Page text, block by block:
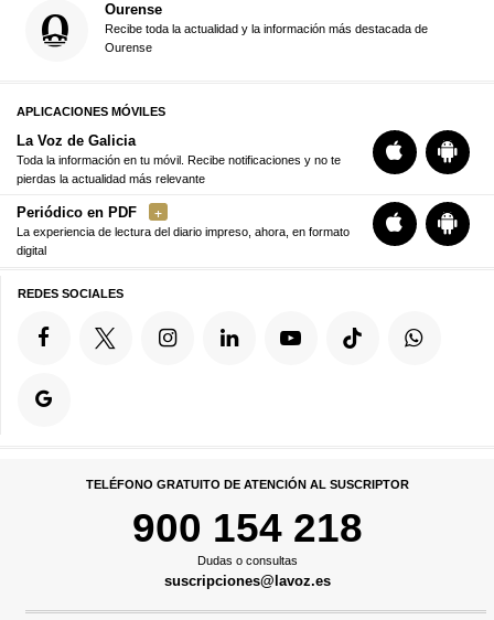
Ourense
Recibe toda la actualidad y la información más destacada de
Ourense
APLICACIONES MÓVILES
La Voz de Galicia
Toda la información en tu móvil. Recibe notificaciones y no te
pierdas la actualidad más relevante
Periódico en PDF
La experiencia de lectura del diario impreso, ahora, en formato
digital
REDES SOCIALES
TELÉFONO GRATUITO DE ATENCIÓN AL SUSCRIPTOR
900 154 218
Dudas o consultas
suscripciones@lavoz.es